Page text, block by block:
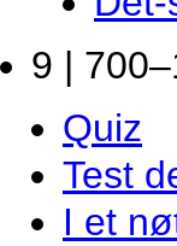
9 |
Quiz
Test
I et